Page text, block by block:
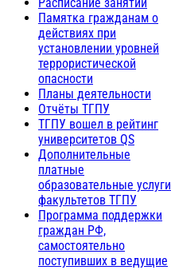
Памятка гражданам о
действиях при
установлении уровней
террористической
опасности
Планы деятельности
Отчёты ТГПУ
ТГПУ вошел в рейтинг
университетов QS
Дополнительные
платные
образовательные услуги
факультетов ТГПУ
Программа поддержки
граждан РФ,
самостоятельно
поступивших в ведущие